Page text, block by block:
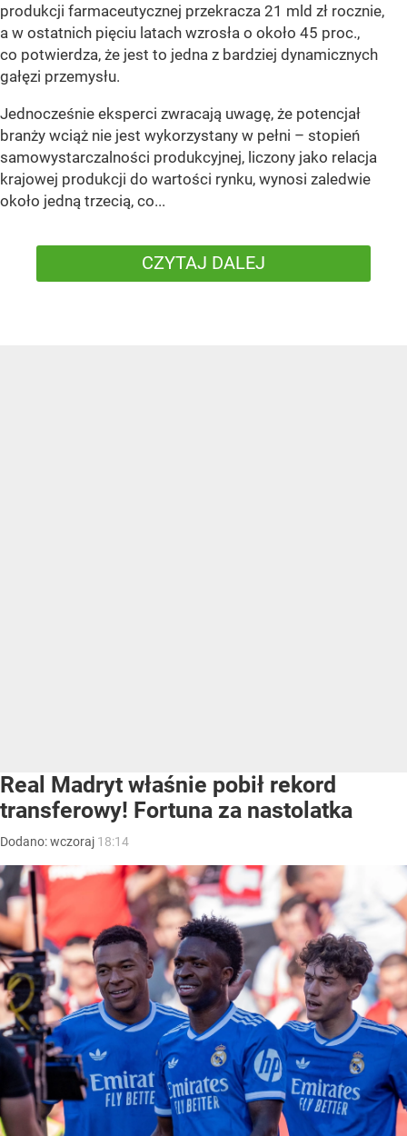
produkcji farmaceutycznej przekracza 21 mld zł rocznie,
a w ostatnich pięciu latach wzrosła o około 45 proc.,
co potwierdza, że jest to jedna z bardziej dynamicznych
gałęzi przemysłu.
Jednocześnie eksperci zwracają uwagę, że potencjał
branży wciąż nie jest wykorzystany w pełni – stopień
samowystarczalności produkcyjnej, liczony jako relacja
krajowej produkcji do wartości rynku, wynosi zaledwie
około jedną trzecią, co...
CZYTAJ DALEJ
Real Madryt właśnie pobił rekord
transferowy! Fortuna za nastolatka
Dodano:wczoraj 18:14